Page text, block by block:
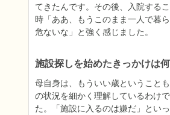
てきたんです。その後、入院する
時「ああ、もうこのまま一人で暮
危ないな」と強く感じました。
施設探しを始めたきっかけは
母自身は、もういい歳ということ
の状況を細かく理解しているわけ
た。「施設に入るのは嫌だ」とい